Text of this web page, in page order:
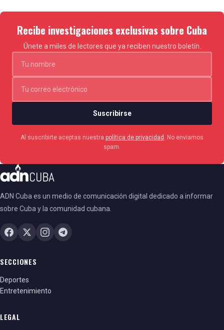
Recibe investigaciones exclusivas sobre Cuba
Únete a miles de lectores que ya reciben nuestro boletín.
Suscribirse
Al suscribirte aceptas nuestra política de privacidad
. No enviamos
spam.
ADN Cuba es un medio de comunicación digital dedicado a informar
sobre Cuba y la comunidad cubana.
SECCIONES
Deportes
Entretenimiento
LEGAL